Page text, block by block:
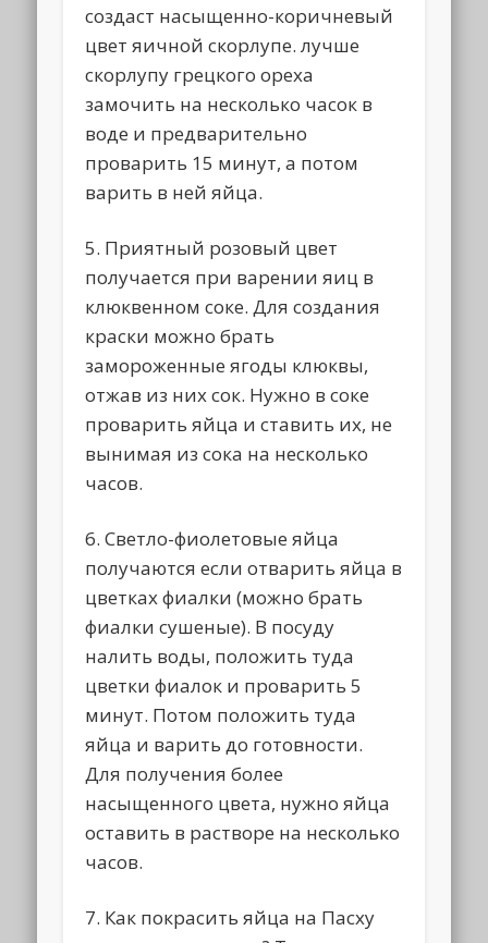
создаст насыщенно-коричневый
цвет яичной скорлупе. лучше
скорлупу грецкого ореха
замочить на несколько часок в
воде и предварительно
проварить 15 минут, а потом
варить в ней яйца.
5. Приятный розовый цвет
получается при варении яиц в
клюквенном соке. Для создания
краски можно брать
замороженные ягоды клюквы,
отжав из них сок. Нужно в соке
проварить яйца и ставить их, не
вынимая из сока на несколько
часов.
6. Светло-фиолетовые яйца
получаются если отварить яйца в
цветках фиалки (можно брать
фиалки сушеные). В посуду
налить воды, положить туда
цветки фиалок и проварить 5
минут. Потом положить туда
яйца и варить до готовности.
Для получения более
насыщенного цвета, нужно яйца
оставить в растворе на несколько
часов.
7. Как покрасить яйца на Пасху